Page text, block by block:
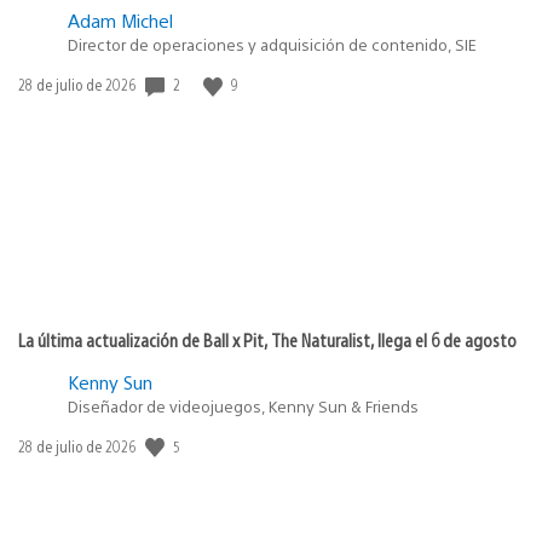
Adam Michel
Director de operaciones y adquisición de contenido, SIE
Fecha
28 de julio de 2026 2 9
La última actualización de Ball x Pit, The Naturalist, llega el 6 de agosto
Kenny Sun
Diseñador de videojuegos, Kenny Sun & Friends
Fecha
28 de julio de 2026 5